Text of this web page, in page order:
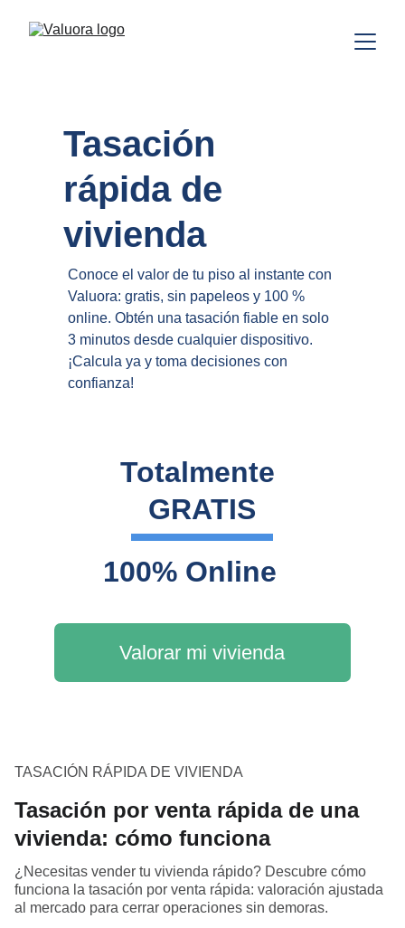
Tasación
rápida de
vivienda
Conoce el valor de tu piso al instante con
Valuora: gratis, sin papeleos y 100 %
online. Obtén una tasación fiable en solo
3 minutos desde cualquier dispositivo.
¡Calcula ya y toma decisiones con
confianza!
Totalmente
GRATIS
Valorar mi vivienda
100% Online
TASACIÓN RÁPIDA DE VIVIENDA
Tasación por venta rápida de una
vivienda: cómo funciona
¿Necesitas vender tu vivienda rápido? Descubre cómo
funciona la tasación por venta rápida: valoración ajustada
al mercado para cerrar operaciones sin demoras.